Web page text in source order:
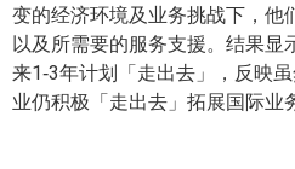
变的经济环境及业务挑战下，他
以及所需要的服务支援。结果显
来1‑3年计划「走出去」，反映
业仍积极「走出去」拓展国际业